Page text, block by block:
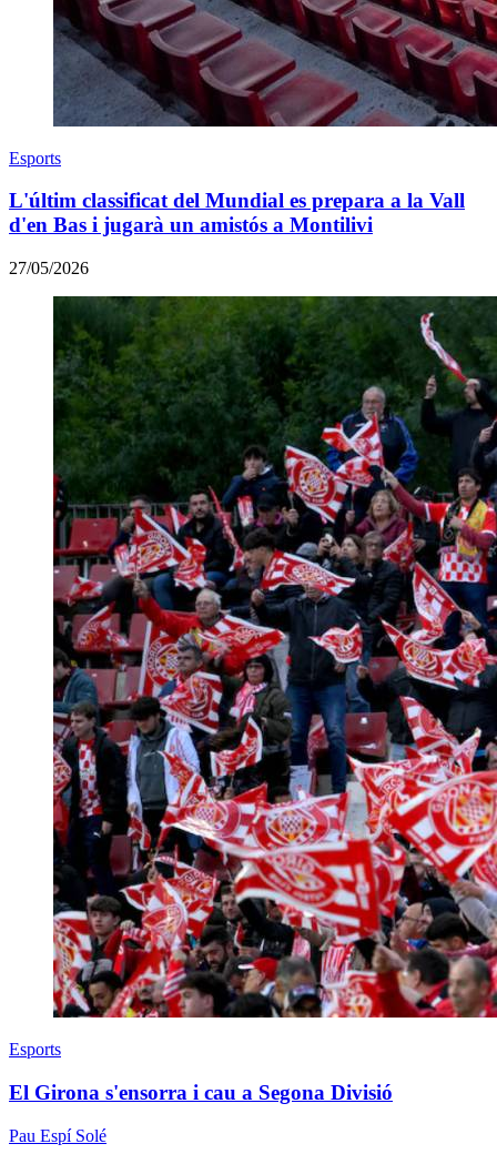
Esports
L'últim classificat del Mundial es prepara a la Vall
d'en Bas i jugarà un amistós a Montilivi
27/05/2026
Esports
El Girona s'ensorra i cau a Segona Divisió
Pau Espí Solé